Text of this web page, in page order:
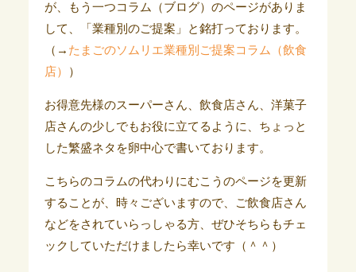
が、もう一つコラム（ブログ）のページがありま
して、「業種別のご提案」と銘打っております。
（→ たまごのソムリエ業種別ご提案コラム（飲食
店）
）
お得意先様のスーパーさん、飲食店さん、洋菓子
店さんの少しでもお役に立てるように、ちょっと
した繁盛ネタを卵中心で書いております。
こちらのコラムの代わりにむこうのページを更新
することが、時々ございますので、ご飲食店さん
などをされていらっしゃる方、ぜひそちらもチェ
ックしていただけましたら幸いです（＾＾）